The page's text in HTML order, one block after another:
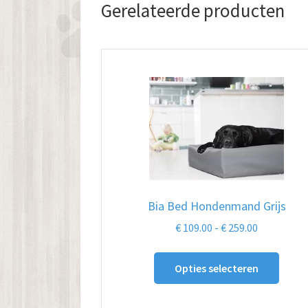
Gerelateerde producten
Bia Bed Hondenmand Grijs
€ 109.00 - € 259.00
€ 259.00
Opties selecteren
Dit